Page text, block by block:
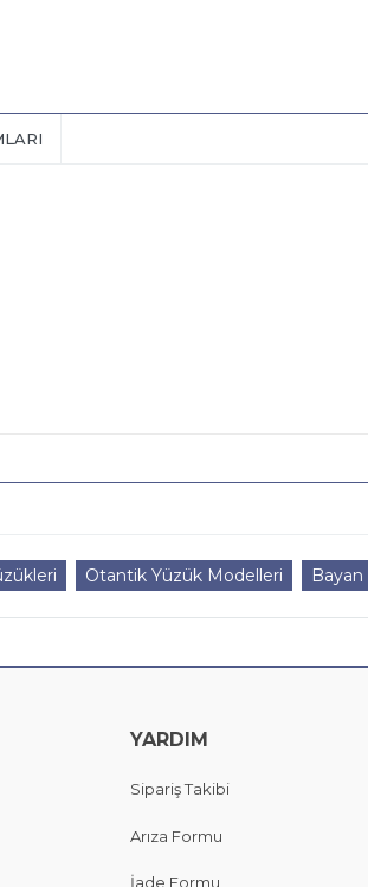
Otantik Yüzük Modelleri
YARDIM
Sipariş Takibi
Arıza Formu
İade Formu